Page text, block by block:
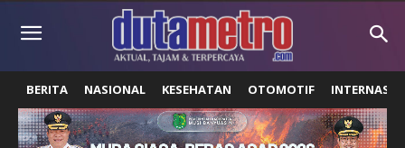
BERITA NASIONAL KESEHATAN OTOMOTIF